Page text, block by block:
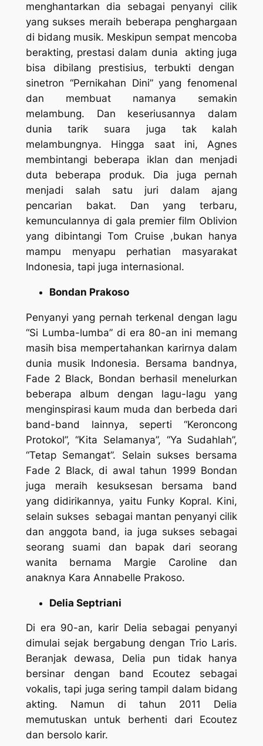
menghantarkan dia sebagai penyanyi cilik
yang sukses meraih beberapa penghargaan
di bidang musik. Meskipun sempat mencoba
berakting, prestasi dalam dunia akting juga
bisa dibilang prestisius, terbukti dengan
sinetron “Pernikahan Dini” yang fenomenal
dan membuat namanya semakin
melambung. Dan keseriusannya dalam
dunia tarik suara juga tak kalah
melambungnya. Hingga saat ini, Agnes
membintangi beberapa iklan dan menjadi
duta beberapa produk. Dia juga pernah
menjadi salah satu juri dalam ajang
pencarian bakat. Dan yang terbaru,
kemunculannya di gala premier film Oblivion
yang dibintangi Tom Cruise ,bukan hanya
mampu menyapu perhatian masyarakat
Indonesia, tapi juga internasional.
Bondan Prakoso
Penyanyi yang pernah terkenal dengan lagu
“Si Lumba-lumba” di era 80-an ini memang
masih bisa mempertahankan karirnya dalam
dunia musik Indonesia. Bersama bandnya,
Fade 2 Black, Bondan berhasil menelurkan
beberapa album dengan lagu-lagu yang
menginspirasi kaum muda dan berbeda dari
band-band lainnya, seperti “Keroncong
Protokol”, “Kita Selamanya”, “Ya Sudahlah”,
“Tetap Semangat”. Selain sukses bersama
Fade 2 Black, di awal tahun 1999 Bondan
juga meraih kesuksesan bersama band
yang didirikannya, yaitu Funky Kopral. Kini,
selain sukses sebagai mantan penyanyi cilik
dan anggota band, ia juga sukses sebagai
seorang suami dan bapak dari seorang
wanita bernama Margie Caroline dan
anaknya Kara Annabelle Prakoso.
Delia Septriani
Di era 90-an, karir Delia sebagai penyanyi
dimulai sejak bergabung dengan Trio Laris.
Beranjak dewasa, Delia pun tidak hanya
bersinar dengan band Ecoutez sebagai
vokalis, tapi juga sering tampil dalam bidang
akting. Namun di tahun 2011 Delia
memutuskan untuk berhenti dari Ecoutez
dan bersolo karir.